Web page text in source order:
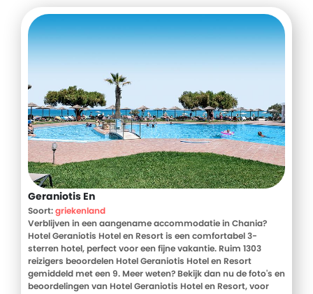
Geraniotis En
Soort:griekenland
Verblijven in een aangename accommodatie in Chania?
Hotel Geraniotis Hotel en Resort is een comfortabel 3-
sterren hotel, perfect voor een fijne vakantie. Ruim 1303
reizigers beoordelen Hotel Geraniotis Hotel en Resort
gemiddeld met een 9. Meer weten? Bekijk dan nu de foto's en
beoordelingen van Hotel Geraniotis Hotel en Resort, voor